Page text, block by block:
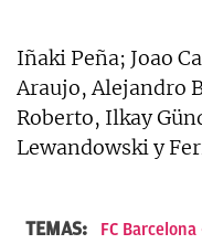
Iñaki Peña; Joao
Araujo, Alejandro
Roberto, Ilkay
Lewandowski y
TEMAS: FC Barcelona